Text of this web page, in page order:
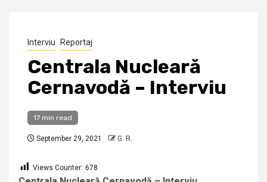
Interviu Reportaj
Centrala Nucleară
Cernavodă – Interviu
17 min read
September 29, 2021 G. R.
Views Counter: 678